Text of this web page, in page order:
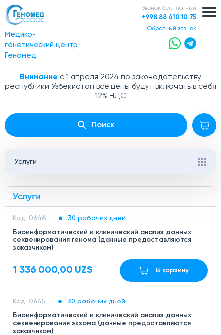
Медико-
генетический центр
Геномед
Звонок бесплатный
+998 88 410 10 75
обратный звонок
Внимание с 1 апреля 2024 по законодательству
республики Узбекистан все цены будут включать в себя
12% НДС
Поиск
Услуги
Услуги
Код: 0646
30 рабочих дней
Биоинформатический и клинический анализ данных
секвенирования генома (данные предоставляются
заказчиком)
1 336 000,00 UZS В корзину
Код: 0645
30 рабочих дней
Биоинформатический и клинический анализ данных
секвенирования экзома (данные предоставляются
заказчиком)